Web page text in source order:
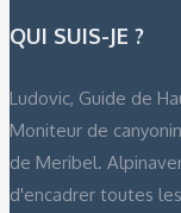
QUI SUIS-JE ?
Ludovic, Guide de
Moniteur de
de Meribel.
d'encadrer toutes